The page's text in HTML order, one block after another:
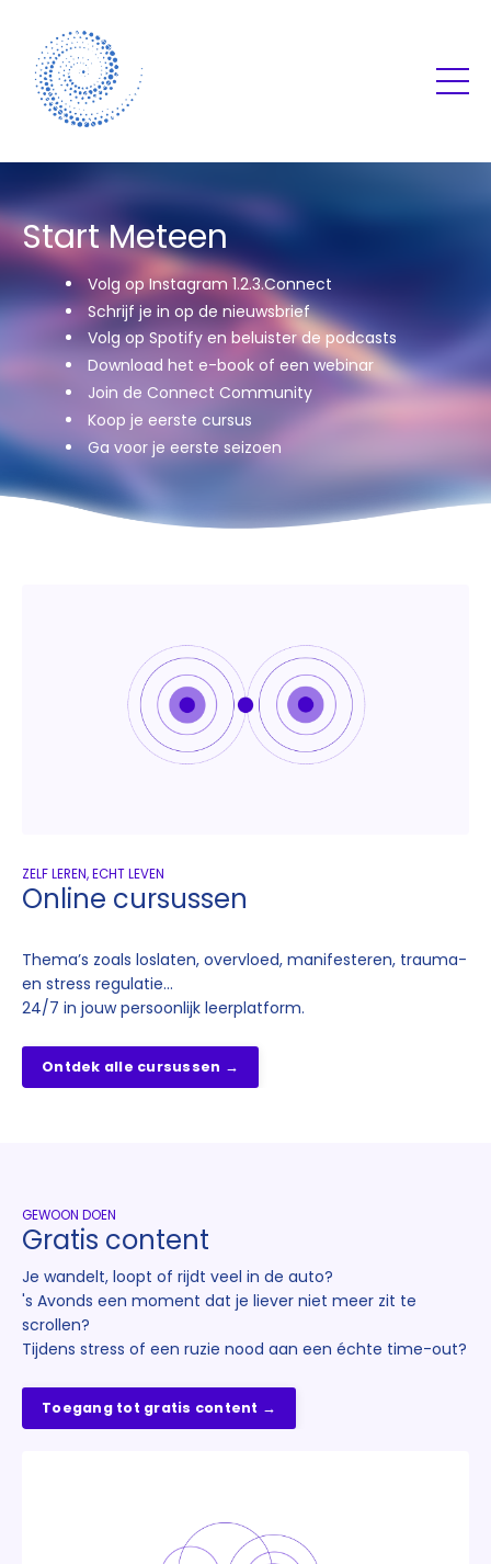
Start Meteen
Volg op Instagram 1.2.3.Connect
Schrijf je in op de nieuwsbrief
Volg op Spotify en beluister de podcasts
Download het e-book of een webinar
Join de Connect Community
Koop je eerste cursus
Ga voor je eerste seizoen
ZELF LEREN, ECHT LEVEN
Online cursussen
Thema’s zoals loslaten, overvloed, manifesteren, trauma-
en stress regulatie...
24/7 in jouw persoonlijk leerplatform.
Ontdek alle cursussen →
GEWOON DOEN
Gratis content
Je wandelt, loopt of rijdt veel in de auto?
's Avonds een moment dat je liever niet meer zit te
scrollen?
Tijdens stress of een ruzie nood aan een échte time-out?
Toegang tot gratis content →